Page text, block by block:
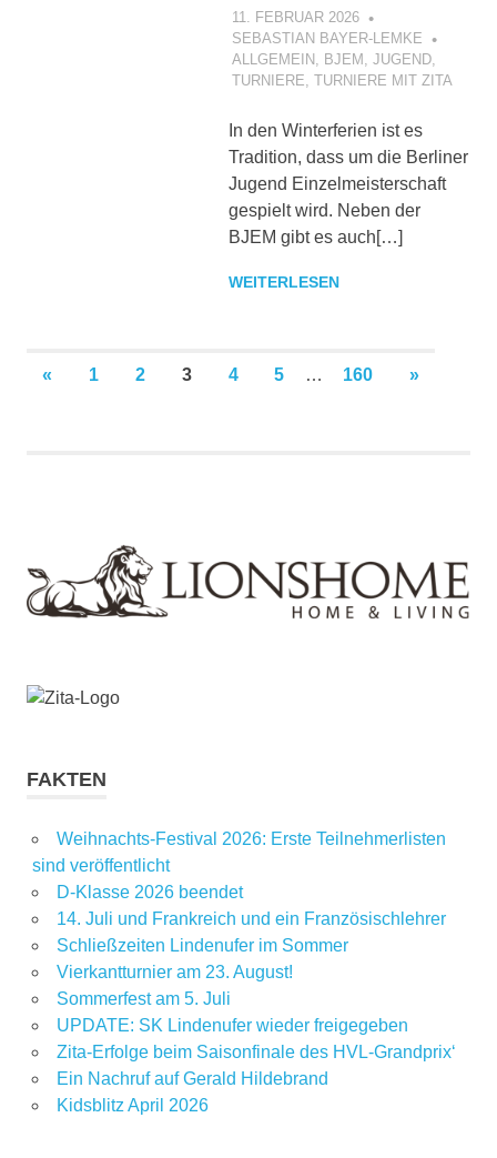
11. FEBRUAR 2026
SEBASTIAN BAYER-LEMKE
ALLGEMEIN, BJEM JUGEND,
TURNIERE TURNIERE MIT ZITA
In den Winterferien ist es
Tradition, dass um die Berliner
Jugend Einzelmeisterschaft
gespielt wird. Neben der
BJEM gibt es auch[…]
WEITERLESEN
Seitennummerierung
« VORHERIGE
1 2 3 4 5 … 160
NÄCHSTE
»
FAKTEN
Weihnachts-Festival 2026: Erste Teilnehmerlisten
sind veröffentlicht
D-Klasse 2026 beendet
14. Juli und Frankreich und ein Französischlehrer
Schließzeiten Lindenufer im Sommer
Vierkantturnier am 23. August!
Sommerfest am 5. Juli
UPDATE: SK Lindenufer wieder freigegeben
Zita-Erfolge beim Saisonfinale des HVL-Grandprix‘
Ein Nachruf auf Gerald Hildebrand
Kidsblitz April 2026